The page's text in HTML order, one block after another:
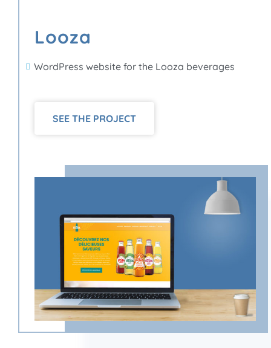
Looza
WordPress website for the Looza beverages
SEE THE PROJECT